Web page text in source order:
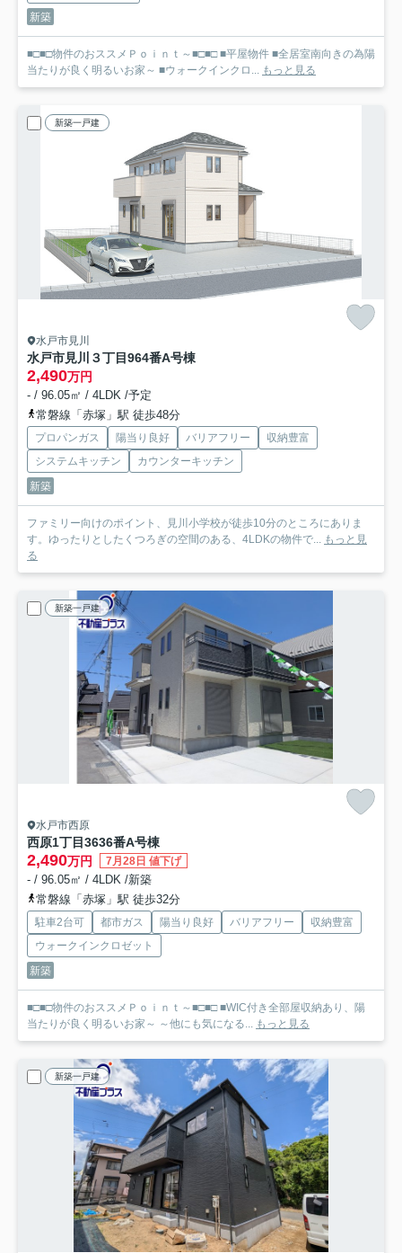
新築
■□■□物件のおススメＰｏｉｎｔ～■□■□ ■平屋物件 ■全居室南向きの為陽
当たりが良く明るいお家～ ■ウォークインクロ... もっと見る
新築一戸建
水戸市見川
水戸市見川３丁目964番A号棟
2,490万円
- / 96.05㎡ / 4LDK /予定
常磐線「赤塚」駅 徒歩48分
プロパンガス 陽当り良好 バリアフリー
収納豊富
システムキッチン
カウンターキッチン
新築
ファミリー向けのポイント、見川小学校が徒歩10分のところにありま
す。ゆったりとしたくつろぎの空間のある、4LDKの物件で...
もっと見
る
新築一戸建
水戸市西原
西原1丁目3636番A号棟
2,490万円 7月28日 値下げ
- / 96.05㎡ / 4LDK /新築
常磐線「赤塚」駅 徒歩32分
駐車2台可 都市ガス 陽当り良好 バリアフリー
収納豊富
ウォークインクロゼット
新築
■□■□物件のおススメＰｏｉｎｔ～■□■□ ■WIC付き全部屋収納あり、陽
当たりが良く明るいお家～ ～他にも気になる...
もっと見る
新築一戸建